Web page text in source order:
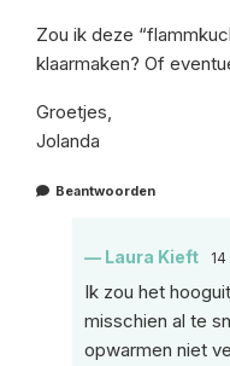
Zou ik deze
klaarmaken? Of
Groetjes,
Jolanda
Beantwoorden
Laura Kieft
Ik zou het
misschien al te
opwarmen niet